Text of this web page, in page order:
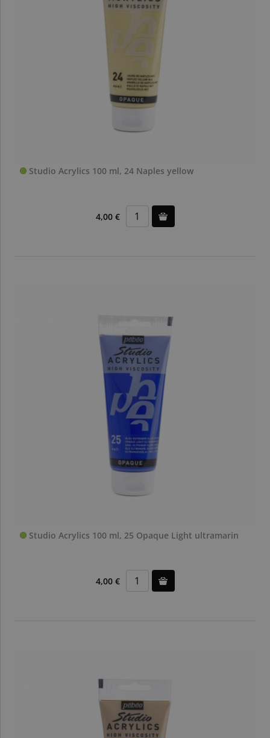
Studio Acrylics 100 ml, 24 Naples yellow
4,00 €
Studio Acrylics 100 ml, 25 Opaque Light ultramarin
4,00 €